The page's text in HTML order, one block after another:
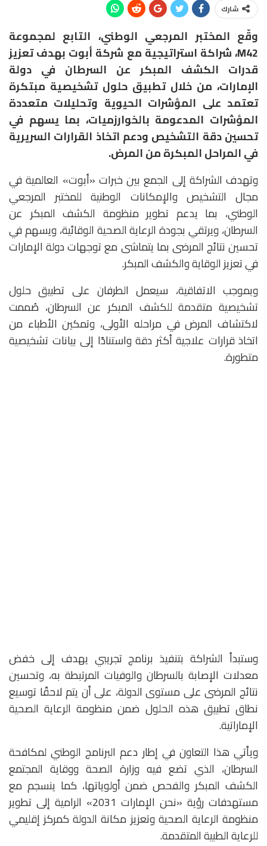
شارك
وقّع المختبر المرجعي الوطني، التابع لمجموعة
M42، شراكة استراتيجية مع شركة أبوت بهدف تعزيز
قدرات الكشف المبكر عن السرطان في دولة
الإمارات، من خلال تطبيق حلول تشخيصية مبتكرة
تعتمد على المؤشرات الحيوية وتحليلات متعددة
المؤشرات المدعومة بالخوارزميات، بما يسهم في
تحسين دقة التشخيص ودعم اتخاذ القرارات السريرية
في المراحل المبكرة من المرض.
وتهدف الشراكة إلى الجمع بين خبرات «أبوت» العالمية في
مجال التشخيص والإمكانات الوطنية للمختبر المرجعي
الوطني، بما يدعم تطوير منظومة الكشف المبكر عن
السرطان، ويرتقي بجودة الرعاية الصحية الوقائية، ويسهم في
تحسين نتائج المرضى بما يتماشى مع توجهات دولة الإمارات
في تعزيز الوقاية والكشف المبكر.
وبموجب الاتفاقية، سيعمل الطرفان على تطبيق حلول
تشخيصية متقدمة للكشف المبكر عن السرطان، صُممت
لاكتشاف المرض في مراحله الأولى، وتمكين الأطباء من
اتخاذ قرارات علاجية أكثر دقة واستنادًا إلى بيانات تشخيصية
متطورة.
وستبدأ الشراكة بتنفيذ برنامج تجريبي يهدف إلى خفض
معدلات الإصابة بالسرطان والوفيات المرتبطة به، وتحسين
نتائج المرضى على مستوى الدولة، على أن يتم لاحقًا توسيع
نطاق تطبيق هذه الحلول ضمن منظومة الرعاية الصحية
الإماراتية.
ويأتي هذا التعاون في إطار دعم البرنامج الوطني لمكافحة
السرطان، الذي تضع فيه وزارة الصحة ووقاية المجتمع
الكشف المبكر والفحص ضمن أولوياتها، كما ينسجم مع
مستهدفات رؤية «نحن الإمارات 2031» الرامية إلى تطوير
منظومة الرعاية الصحية وتعزيز مكانة الدولة كمركز إقليمي
للرعاية الطبية المتقدمة.